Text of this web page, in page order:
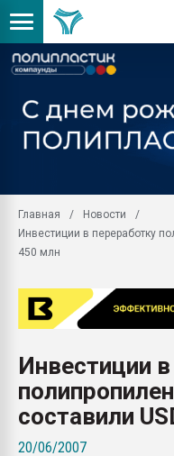
Главная
Новости
Инвестиции в переработку
450 млн
Инвестиции
составили
20/06/2007